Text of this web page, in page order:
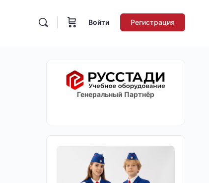
Войти Регистрация
Генеральный Партнёр